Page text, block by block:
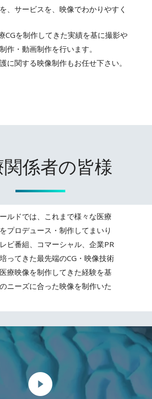
、サービスを、映像でわかりやすく
CGを制作してきた実績を基に撮影や
作・動画制作を行います。
に関する映像制作もお任せ下さい。
関係者の皆様
ルドでは、これまで様々な医療
プロデュース・制作してまいり
ビ番組、コマーシャル、企業PR
ってきた最先端のCG・映像技術
療映像を制作してきた経験を基
ニーズに合った映像を制作いた